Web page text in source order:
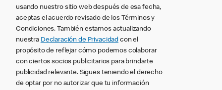
usando nuestro sitio web después de esa fecha,
aceptas el acuerdo revisado de los Términos y
Condiciones. También estamos actualizando
nuestra Declaración de Privacidad con el
propósito de reflejar cómo podemos colaborar
con ciertos socios publicitarios para brindarte
publicidad relevante. Sigues teniendo el derecho
de optar por no autorizar que tu información